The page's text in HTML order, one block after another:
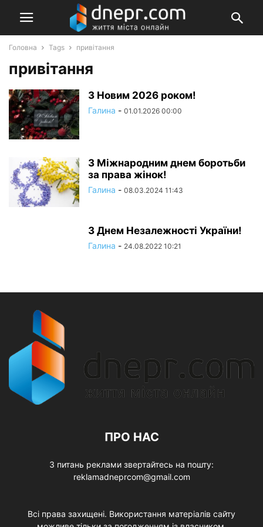
Головна Tags привітання
привітання
З Новим 2026 роком!
Галина - 01.01.2026 00:00
З Міжнародним днем боротьби
за права жінок!
Галина - 08.03.2024 11:43
З Днем Незалежності України!
Галина - 24.08.2022 10:21
ПРО НАС
З питань реклами звертайтесь на пошту:
reklamadneprcom@gmail.com
Всі права захищені. Використання матеріалів сайту